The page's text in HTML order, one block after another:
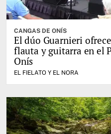
CANGAS DE ONÍS
El dúo Guarnieri
flauta y guitarra en el
Onís
EL FIELATO Y EL NORA